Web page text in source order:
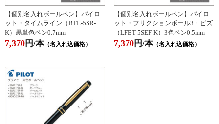
【個別名入れボールペン】パイロ
ット・タイムライン （BTL-5SR-
K）黒単色ペン0.7mm
7,370円/本（名入れ込価格）
【個別名入れボールペン】パイロ
ット・フリクションボール3・ビズ
（LFBT-5SEF-K）3色ペン0.5mm
7,370円/本（名入れ込価格）